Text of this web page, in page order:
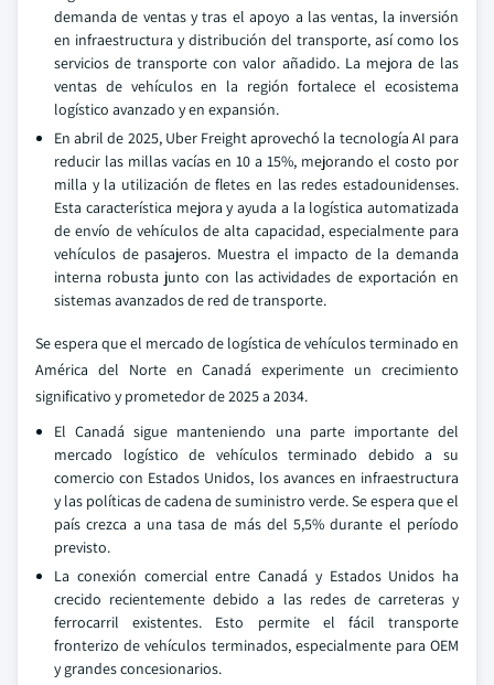
demanda de ventas y tras el apoyo a las ventas, la inversión
en infraestructura y distribución del transporte, así como los
servicios de transporte con valor añadido. La mejora de las
ventas de vehículos en la región fortalece el ecosistema
logístico avanzado y en expansión.
En abril de 2025, Uber Freight aprovechó la tecnología AI para
reducir las millas vacías en 10 a 15%, mejorando el costo por
milla y la utilización de fletes en las redes estadounidenses.
Esta característica mejora y ayuda a la logística automatizada
de envío de vehículos de alta capacidad, especialmente para
vehículos de pasajeros. Muestra el impacto de la demanda
interna robusta junto con las actividades de exportación en
sistemas avanzados de red de transporte.
Se espera que el mercado de logística de vehículos terminado en
América del Norte en Canadá experimente un crecimiento
significativo y prometedor de 2025 a 2034.
El Canadá sigue manteniendo una parte importante del
mercado logístico de vehículos terminado debido a su
comercio con Estados Unidos, los avances en infraestructura
y las políticas de cadena de suministro verde. Se espera que el
país crezca a una tasa de más del 5,5% durante el período
previsto.
La conexión comercial entre Canadá y Estados Unidos ha
crecido recientemente debido a las redes de carreteras y
ferrocarril existentes. Esto permite el fácil transporte
fronterizo de vehículos terminados, especialmente para OEM
y grandes concesionarios.